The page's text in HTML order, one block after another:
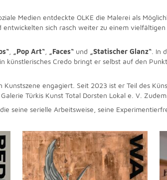
Medien entdeckte OLKE die Malerei als
sich rasch weiter zu einem
„Pop Art“ „Faces“ und „Statischer Glanz“ . In
künstlerisches Credo bringt er selbst auf den
engagiert. Seit 2023 ist er Teil des
Türkis Kunst Total Dorsten Lokal e. V.
seine serielle Arbeitsweise, seine